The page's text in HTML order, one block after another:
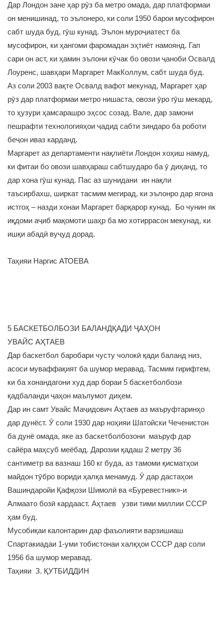
Дар Лондон зане ҳар рӯз ба метро омада, дар платформаи
он менишинад, то эълонеро, ки соли 1950 барои мусофирон
сабт шуда буд, гӯш кунад. Эълон муроҷиатест ба
мусофирон, ки ҳангоми фаромадан эҳтиёт намоянд. Гап
сари он аст, ки ҳамин эълони кӯчак бо овози ҷаноби Освалд
Лоуренс, шавҳари Маргарет МакКоллум, сабт шуда буд.
Аз соли 2003 вақте Освалд вафот мекунад, Маргарет ҳар
рӯз дар платформаи метро нишаста, овози ӯро гӯш мекард,
то ҳузури ҳамсарашро эҳсос созад. Вале, дар замони
пешрафти технологияҳои ҷадид сабти зиндаро ба роботи
беҷон иваз карданд.
Маргарет аз департаменти нақлиёти Лондон хоҳиш намуд,
ки фитаи бо овози шавҳараш сабтшударо ба ӯ диҳанд, то
дар хона гӯш кунад. Пас аз шунидани ин нақли
таъсирбахш, ширкат тасмим мегирад, ки эълонро дар ягона
истгоҳ – назди хонаи Маргарет барқарор кунад. Бо чунин як
иқдоми аҷиб мақомоти шаҳр ба мо хотиррасон мекунад, ки
ишқи абадӣ вуҷуд дорад.
Таҳияи Наргис АТОЕВА
5 БАСКЕТБОЛБОЗИ БАЛАНДҚАДИ ҶАҲОН
УВАЙС АҲТАЕВ
Дар баскетбол баробари чусту чолокӣ қади баланд низ,
асоси муваффақият ба шумор меравад. Тасмим гирифтем,
ки ба хонандагони худ дар бораи 5 баскетболбози
қадбаланди ҷаҳон маълумот диҳем.
Дар ин самт Увайс Маҷидович Аҳтаев аз маъруфтаринҳо
дар дунёст. Ӯ соли 1930 дар ноҳияи Шатойски Чеченистон
ба дунё омада, яке аз баскетболбозони маъруф дар
сайёра маҳсуб меёбад. Дарозии қадаш 2 метру 36
сантиметр ва вазнаш 160 кг буда, аз тамоми қисматҳои
майдон тӯбро вориди ҳалқа менамуд. Ӯ дар дастаҳои
Вашиндаройи Қафқози Шимолӣ ва «Буревестник»-и
Алмаато бозӣ кардааст. Аҳтаев узви тими миллии СССР
ҳам буд.
Мусобиқаи калонтарин дар фаъолияти варзишиаш
Спартакиадаи 1-уми тобистонаи халқҳои СССР дар соли
1956 ба шумор меравад.
Таҳияи З. ҚУТБИДДИН